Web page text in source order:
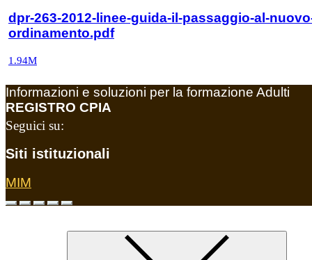
dpr-263-2012-linee-guida-il-passaggio-al-
ordinamento.pdf
1.94M
Informazioni e soluzioni per la formazione Adulti
REGISTRO CPIA
Seguici su:
Siti istituzionali
MIM